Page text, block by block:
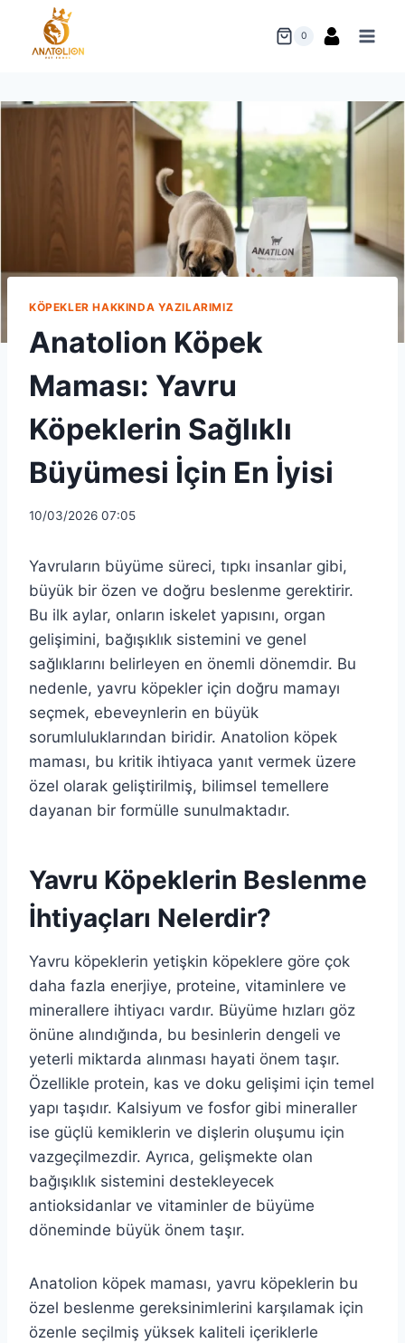
content
0
KÖPEKLER HAKKINDA YAZILARIMIZ
Anatolion Köpek
Maması: Yavru
Köpeklerin Sağlıklı
Büyümesi İçin En İyisi
10/03/2026 07:05
Yavruların büyüme süreci, tıpkı insanlar gibi,
büyük bir özen ve doğru beslenme gerektirir.
Bu ilk aylar, onların iskelet yapısını, organ
gelişimini, bağışıklık sistemini ve genel
sağlıklarını belirleyen en önemli dönemdir. Bu
nedenle, yavru köpekler için doğru mamayı
seçmek, ebeveynlerin en büyük
sorumluluklarından biridir. Anatolion köpek
maması, bu kritik ihtiyaca yanıt vermek üzere
özel olarak geliştirilmiş, bilimsel temellere
dayanan bir formülle sunulmaktadır.
Yavru Köpeklerin Beslenme
İhtiyaçları Nelerdir?
Yavru köpeklerin yetişkin köpeklere göre çok
daha fazla enerjiye, proteine, vitaminlere ve
minerallere ihtiyacı vardır. Büyüme hızları göz
önüne alındığında, bu besinlerin dengeli ve
yeterli miktarda alınması hayati önem taşır.
Özellikle protein, kas ve doku gelişimi için temel
yapı taşıdır. Kalsiyum ve fosfor gibi mineraller
ise güçlü kemiklerin ve dişlerin oluşumu için
vazgeçilmezdir. Ayrıca, gelişmekte olan
bağışıklık sistemini destekleyecek
antioksidanlar ve vitaminler de büyüme
döneminde büyük önem taşır.
Anatolion köpek maması, yavru köpeklerin bu
özel beslenme gereksinimlerini karşılamak için
özenle seçilmiş yüksek kaliteli içeriklerle